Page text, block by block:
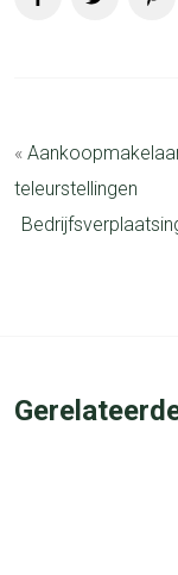
«
teleurstellingen